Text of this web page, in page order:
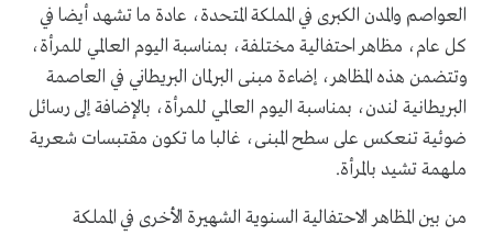
العواصم والمدن الكبرى في المملكة المتحدة، عادة ما تشهد أيضا في
كل عام، مظاهر احتفالية مختلفة، بمناسبة اليوم العالمي للمرأة،
وتتضمن هذه المظاهر، إضاءة مبنى البرلمان البريطاني في العاصمة
البريطانية لندن، بمناسبة اليوم العالمي للمرأة، بالإضافة إلى رسائل
ضوئية تنعكس على سطح المبنى، غالبا ما تكون مقتبسات شعرية
ملهمة تشيد بالمرأة.
من بين المظاهر الاحتفالية السنوية الشهيرة الأخرى في المملكة